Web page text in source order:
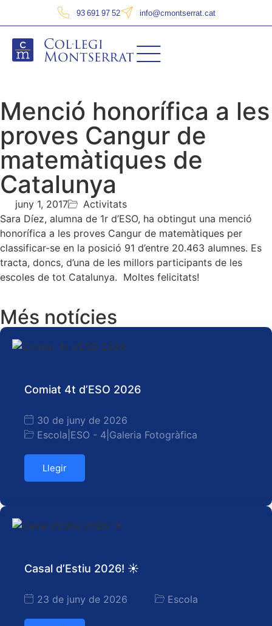
93 691 97 52 info@cmontserrat.cat
Menció honorífica a les
proves Cangur de
matemàtiques de
Catalunya
juny 1, 2017
Activitats
Sara Díez, alumna de 1r d’ESO, ha obtingut una menció
honorífica a les proves Cangur de matemàtiques per
classificar-se en la posició 91 d’entre 20.463 alumnes. Es
tracta, doncs, d’una de les millors participants de les
escoles de tot Catalunya. Moltes felicitats!
Més notícies
Comiat 4t d’ESO 2026
30 de juny de 2026
Escola ESO - 4 Galeria Fotogràfica
Llegir
Casal d’Estiu 2026! ☀️
23 de juny de 2026 Escola